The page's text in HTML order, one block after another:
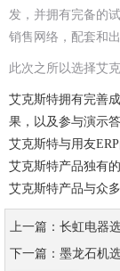
发，并拥有完备的
销售网络，配套和
此次之所以选择艾
艾克斯特拥有完善
果，以及参与演示
艾克斯特与用友
艾克斯特产品独有
艾克斯特产品与众
上一篇：长虹电器
下一篇：墨龙石机